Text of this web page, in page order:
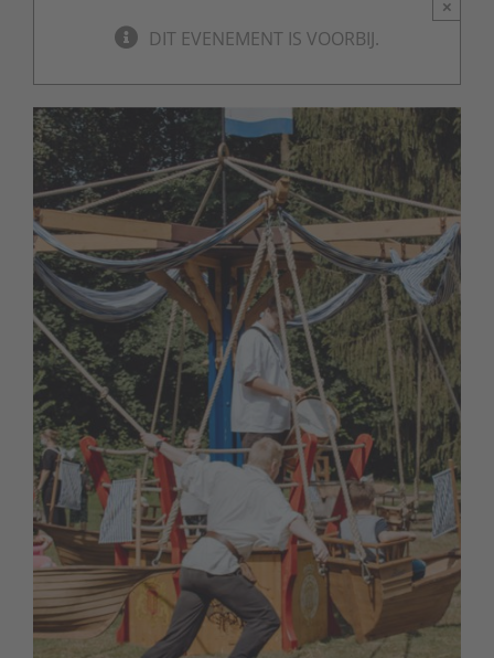
DIT EVENEMENT IS VOORBIJ.
×